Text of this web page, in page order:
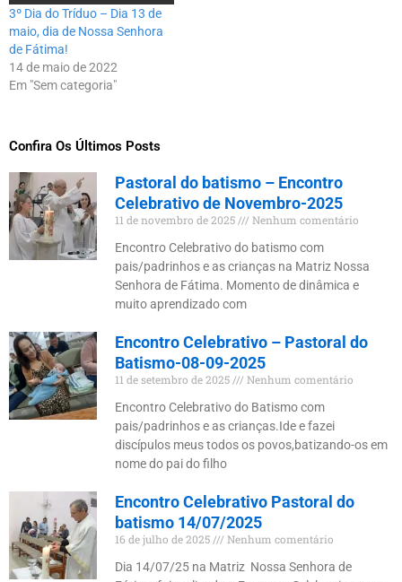
3º Dia do Tríduo – Dia 13 de
maio, dia de Nossa Senhora
de Fátima!
14 de maio de 2022
Em "Sem categoria"
Confira Os Últimos Posts
Pastoral do batismo – Encontro
Celebrativo de Novembro-2025
11 de novembro de 2025
Nenhum comentário
Encontro Celebrativo do batismo com
pais/padrinhos e as crianças na Matriz Nossa
Senhora de Fátima. Momento de dinâmica e
muito aprendizado com
Encontro Celebrativo – Pastoral do
Batismo-08-09-2025
11 de setembro de 2025
Nenhum comentário
Encontro Celebrativo do Batismo com
pais/padrinhos e as crianças.Ide e fazei
discípulos meus todos os povos,batizando-os em
nome do pai do filho
Encontro Celebrativo Pastoral do
batismo 14/07/2025
16 de julho de 2025
Nenhum comentário
Dia 14/07/25 na Matriz Nossa Senhora de